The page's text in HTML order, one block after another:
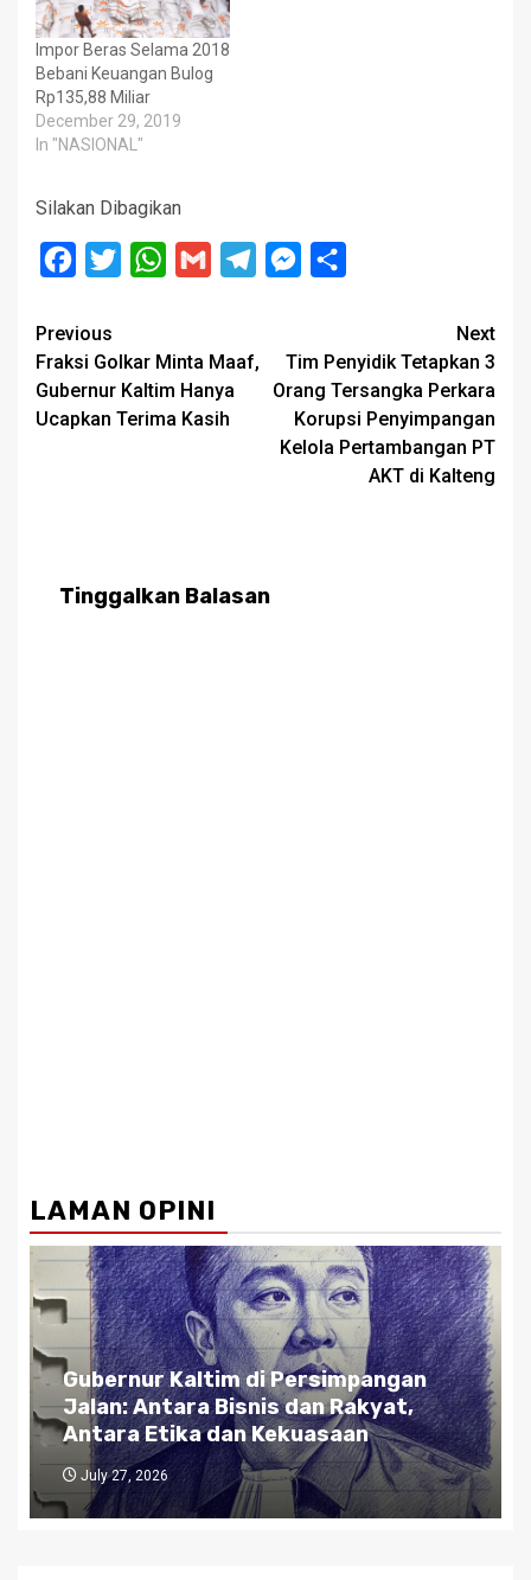
Impor Beras Selama 2018
Bebani Keuangan Bulog
Rp135,88 Miliar
December 29, 2019
In "NASIONAL"
Silakan Dibagikan
Facebook
Twitter WhatsApp
Gmail TelegramMessenger
Post
navigation
Previous
Fraksi Golkar Minta Maaf,
Gubernur Kaltim Hanya
Ucapkan Terima Kasih
Next
Tim Penyidik Tetapkan 3
Orang Tersangka Perkara
Korupsi Penyimpangan
Kelola Pertambangan PT
AKT di Kalteng
Tinggalkan Balasan
LAMAN OPINI
Gubernur Kaltim di Persimpangan
Jalan: Antara Bisnis dan Rakyat,
Antara Etika dan Kekuasaan
July 27, 2026